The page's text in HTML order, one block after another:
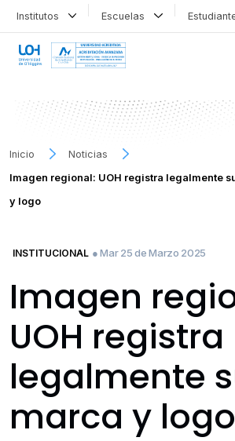
Institutos Escuelas
Inicio
Noticias
Imagen regional: UOH registra legalmente
y logo
INSTITUCIONAL ● Mar 25 de Marzo 2025
Imagen
UOH registra
legalmente
marca y logo